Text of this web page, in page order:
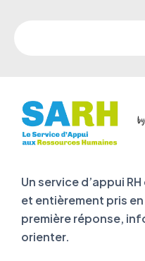
Un service d’appui
et entièrement pris
première réponse,
orienter.